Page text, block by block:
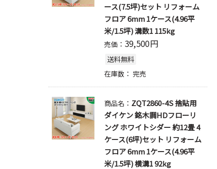
ース(7.5坪)セット リフォーム
フロア 6mm 1ケース(4.96平
米/1.5坪) 溝数1 115kg
売価： 39,500円
送料無料
在庫数： 完売
商品名： ZQT2860-4S 捨貼用
ダイケン 銘木調HDフローリ
ング ホワイトシダー 約12畳 4
ケース(6坪)セット リフォーム
フロア 6mm 1ケース(4.96平
米/1.5坪) 横溝1 92kg